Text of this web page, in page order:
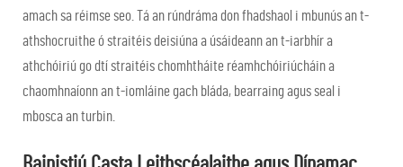
amach sa réimse seo. Tá an rúndráma don fhadshaol i mbunús an t-
athshocruithe ó straitéis deisiúna a úsáideann an t-iarbhír a
athchóiriú go dtí straitéis chomhtháite réamhchóiriúcháin a
chaomhnaíonn an t-iomláine gach bláda, bearraing agus seal i
mbosca an turbin.